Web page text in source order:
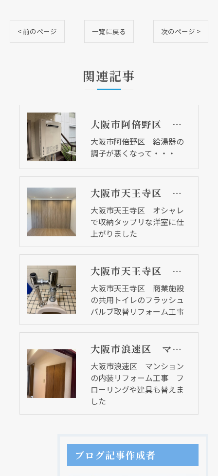
< 前のページ 一覧に戻る 次のページ >
関連記事
大阪市阿倍野区 給湯器の調子が悪くなって・・・
大阪市阿倍野区 給湯器の
調子が悪くなって・・・
大阪市天王寺区 オシャレで収納タップリな洋室に仕上がりました
大阪市天王寺区 オシャレ
で収納タップリな洋室に仕
上がりました
大阪市天王寺区 商業施設の共用トイレのフラッシュバルブ取替リフォーム工事
大阪市天王寺区 商業施設
の共用トイレのフラッシュ
バルブ取替リフォーム工事
大阪市浪速区 マンションの内装リフォーム工事 フローリングや建具も替えました
大阪市浪速区 マンション
の内装リフォーム工事 フ
ローリングや建具も替えま
した
ブログ記事作成者